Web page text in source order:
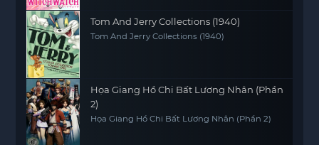
Tom And Jerry Collections (1940)
Tom And Jerry Collections (1940)
Họa Giang Hồ Chi Bất Lương Nhân (Phần
2)
Họa Giang Hồ Chi Bất Lương Nhân (Phần 2)